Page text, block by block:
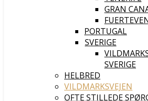
GRAN
PORTUGAL
SVERIGE
SVERIGE
HELBRED
VILDMARKSVEJEN
OFTE STILLEDE